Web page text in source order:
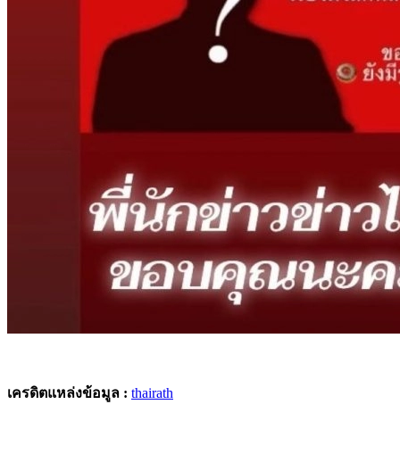
เครดิตแหล่งข้อมูล : thairath